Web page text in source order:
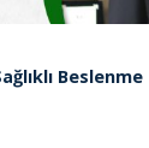
Beslenme